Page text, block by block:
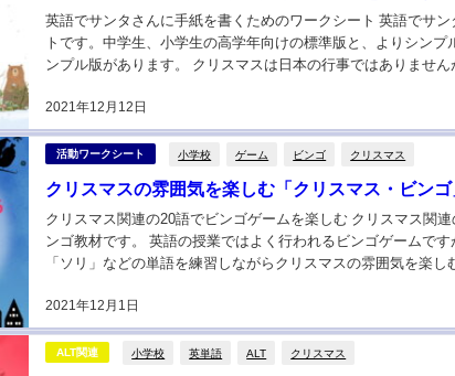
2021年12月12日
英語でサンタさんに手紙を書くためのワークシート 英語でサ
トです。中学生、小学生の高学年向けの標準版と、よりシン
ンプル版があります。 クリスマスは日本の行事ではありません
活動ワークシート 小学校 ゲーム ビンゴ クリスマス
クリスマスの雰囲気を楽しむ「クリスマス・ビンゴ
2021年12月1日
クリスマス関連の20語でビンゴゲームを楽しむ クリスマス関
ンゴ教材です。 英語の授業ではよく行われるビンゴゲームで
「ソリ」などの単語を練習しながらクリスマスの雰囲気を楽し
ALT関連 小学校 英単語 ALT クリスマス